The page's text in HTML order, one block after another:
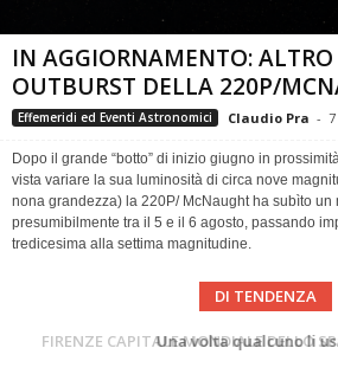
IN AGGIORNAMENTO: ALTRO
OUTBURST DELLA 220P/
Effemeridi ed Eventi Astronomici Claudio Pra -
Dopo il grande “botto” di inizio giugno in
vista variare la sua luminosità di circa nove
nona grandezza) la 220P/ McNaught ha subìto un
presumibilmente tra il 5 e il 6 agosto, passando
tredicesima alla settima magnitudine.
DI TENDENZA
Cielo del Mese di